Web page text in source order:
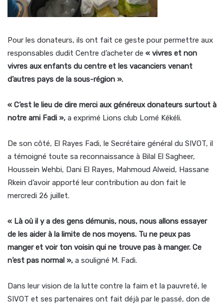
Pour les donateurs, ils ont fait ce geste pour permettre aux
responsables dudit Centre d’acheter de « vivres et non
vivres aux enfants du centre et les vacanciers venant
d’autres pays de la sous-région ».
« C’est le lieu de dire merci aux généreux donateurs surtout à
notre ami Fadi », a exprimé Lions club Lomé Kékéli.
De son côté, El Rayes Fadi, le Secrétaire général du SIVOT, il
a témoigné toute sa reconnaissance à Bilal El Sagheer,
Houssein Wehbi, Dani El Rayes, Mahmoud Alweid, Hassane
Rkein d’avoir apporté leur contribution au don fait le
mercredi 26 juillet.
« Là où il y a des gens démunis, nous, nous allons essayer
de les aider à la limite de nos moyens. Tu ne peux pas
manger et voir ton voisin qui ne trouve pas à manger. Ce
n’est pas normal », a souligné M. Fadi.
Dans leur vision de la lutte contre la faim et la pauvreté, le
SIVOT et ses partenaires ont fait déjà par le passé, don de